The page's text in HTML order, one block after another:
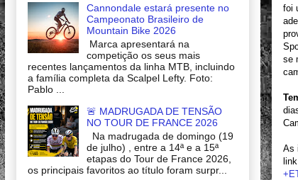
foi
se
As
link
Cannondale estará presente no
Campeonato Brasileiro de
Mountain Bike 2026
Marca apresentará na
competição os seus mais
recentes lançamentos da linha MTB, incluindo
a família completa da Scalpel Lefty. Foto:
Pablo ...
🚨 MADRUGADA DE TENSÃO
NO TOUR DE FRANCE 2026
Na madrugada de domingo (19
de julho) , entre a 14ª e a 15ª
etapas do Tour de France 2026,
os principais favoritos ao título foram surpr...